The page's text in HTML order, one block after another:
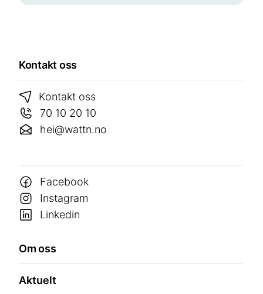
Kontakt oss
Kontakt oss
70 10 20 10
hei@wattn.no
Facebook
Instagram
Linkedin
Om oss
Aktuelt